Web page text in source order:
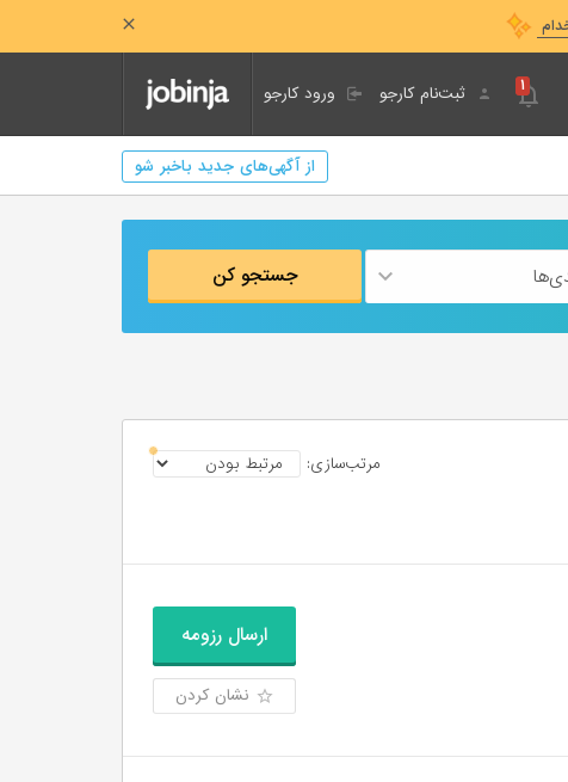
ورود کارجو ثبت‌نام کارجو ۱
از آگهی‌های جدید باخبر شو
جستجو کن
مرتب‌سازی:
ارسال رزومه
نشان کردن